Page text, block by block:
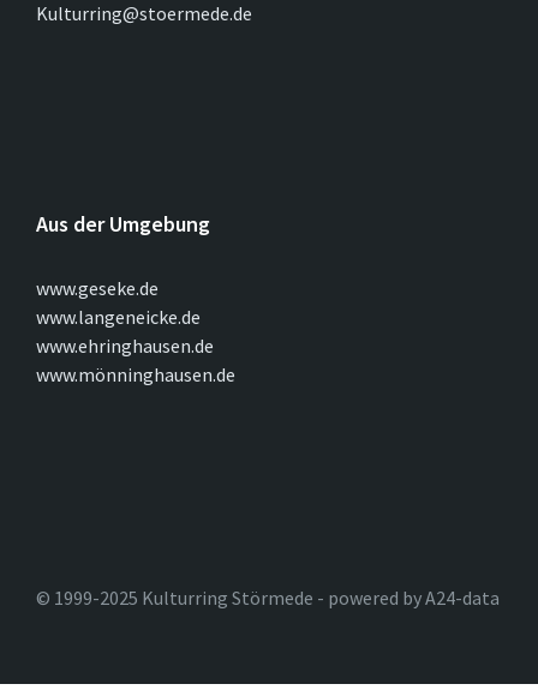
Kulturring@stoermede.de
Aus der Umgebung
www.geseke.de
www.langeneicke.de
www.ehringhausen.de
www.mönninghausen.de
© 1999-2025 Kulturring Störmede - powered by A24-data